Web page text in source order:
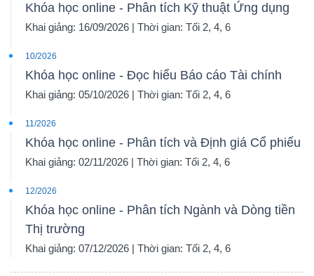
Khóa học online - Phân tích Kỹ thuật Ứng dụng
Khai giảng: 16/09/2026 | Thời gian: Tối 2, 4, 6
10/2026
Khóa học online - Đọc hiểu Báo cáo Tài chính
Khai giảng: 05/10/2026 | Thời gian: Tối 2, 4, 6
11/2026
Khóa học online - Phân tích và Định giá Cổ phiếu
Khai giảng: 02/11/2026 | Thời gian: Tối 2, 4, 6
12/2026
Khóa học online - Phân tích Ngành và Dòng tiền
Thị trường
Khai giảng: 07/12/2026 | Thời gian: Tối 2, 4, 6